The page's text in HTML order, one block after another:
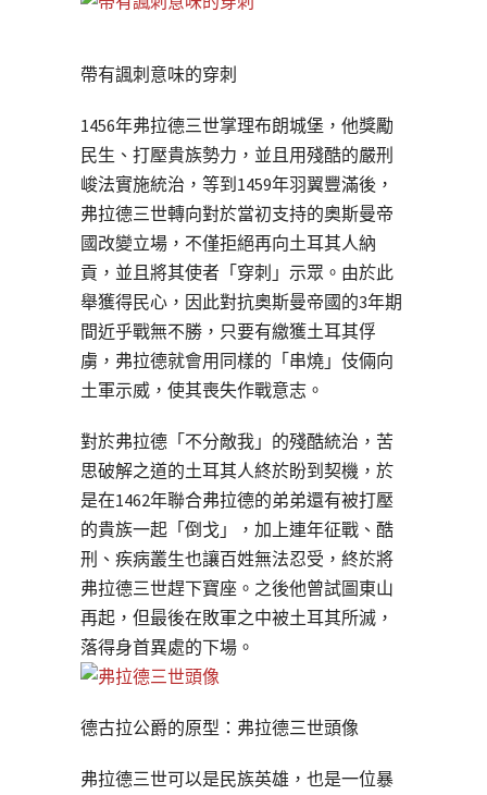
帶有諷刺意味的穿刺
1456年弗拉德三世掌理布朗城堡，他獎勵
民生、打壓貴族勢力，並且用殘酷的嚴刑
峻法實施統治，等到1459年羽翼豐滿後，
弗拉德三世轉向對於當初支持的奧斯曼帝
國改變立場，不僅拒絕再向土耳其人納
貢，並且將其使者「穿刺」示眾。由於此
舉獲得民心，因此對抗奧斯曼帝國的3年期
間近乎戰無不勝，只要有繳獲土耳其俘
虜，弗拉德就會用同樣的「串燒」伎倆向
土軍示威，使其喪失作戰意志。
對於弗拉德「不分敵我」的殘酷統治，苦
思破解之道的土耳其人終於盼到契機，於
是在1462年聯合弗拉德的弟弟還有被打壓
的貴族一起「倒戈」，加上連年征戰、酷
刑、疾病叢生也讓百姓無法忍受，終於將
弗拉德三世趕下寶座。之後他曾試圖東山
再起，但最後在敗軍之中被土耳其所滅，
落得身首異處的下場。
德古拉公爵的原型：弗拉德三世頭像
弗拉德三世可以是民族英雄，也是一位暴